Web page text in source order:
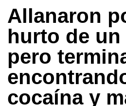
Allanaron
hurto de
pero
cocaína y